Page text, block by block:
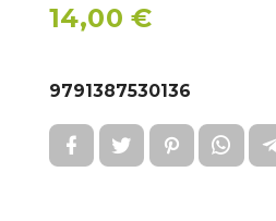
14,00 €
9791387530136